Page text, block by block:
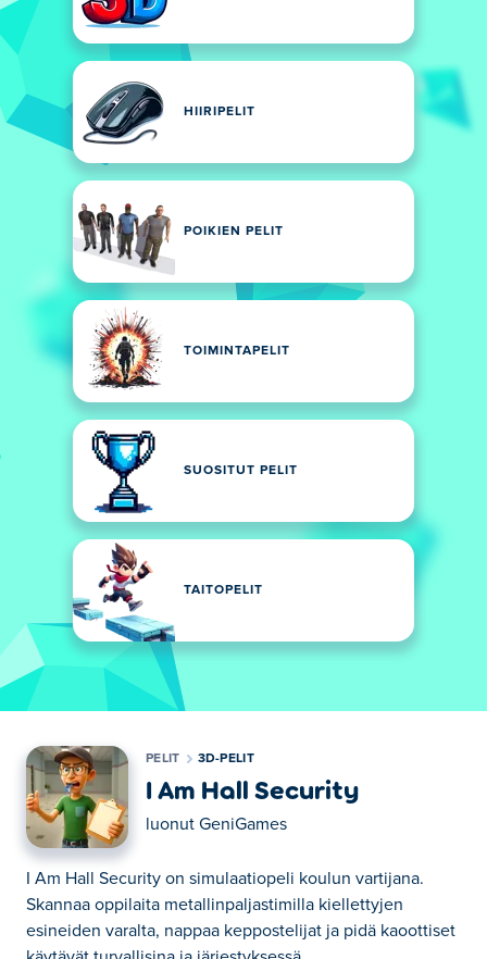
HIIRIPELIT
POIKIEN PELIT
TOIMINTAPELIT
SUOSITUT PELIT
TAITOPELIT
PELIT 3D-PELIT
I Am Hall Security
luonut GeniGames
I Am Hall Security on simulaatiopeli koulun vartijana.
Skannaa oppilaita metallinpaljastimilla kiellettyjen
esineiden varalta, nappaa keppostelijat ja pidä kaoottiset